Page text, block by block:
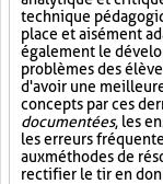
technique
place et aisément
également le
problèmes des
d'avoir une
concepts par ces
documentées, les
les erreurs
aux méthodes de
rectifier le tir en